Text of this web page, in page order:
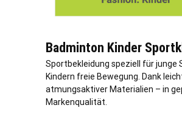
Badminton Kinder
Sportbekleidung speziell für junge
Kindern freie Bewegung. Dank
atmungsaktiver Materialien – in
Markenqualität.